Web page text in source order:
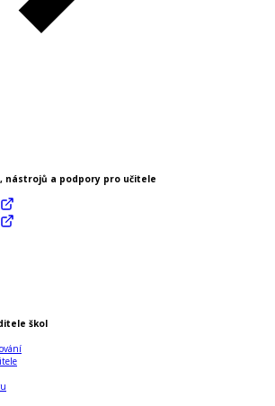
nástrojů a podpory pro učitele
škol